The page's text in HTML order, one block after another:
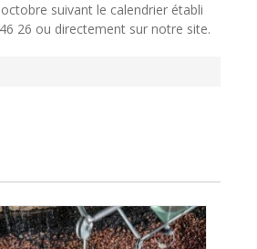
suivant le calendrier établi
26 ou directement sur notre site.